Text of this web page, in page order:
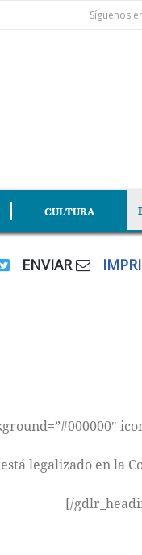
Síguenos
CULTURA
ENVIAR
legalizado en la
[/